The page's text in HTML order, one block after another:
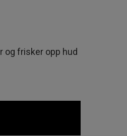
og frisker opp hud